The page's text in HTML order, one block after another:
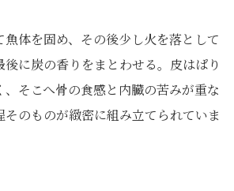
体を固め、その後少し火を落として
に炭の香りをまとわせる。皮はぱり
、そこへ骨の食感と内臓の苦みが重な
そのものが緻密に組み立てられていま